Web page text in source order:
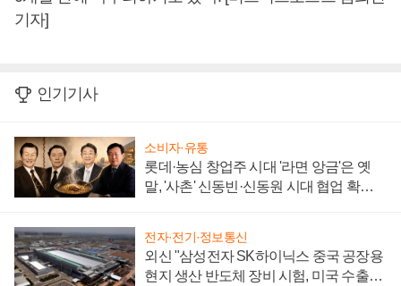
기자]
인기기사
소비자·유통
롯데·농심 창업주 시대 '라면 앙금'은 옛
말, '사촌' 신동빈·신동원 시대 협업 확대
전자·전기·정보통신
외신 "삼성전자 SK하이닉스 중국 공장용
현지 생산 반도체 장비 시험, 미국 수출통